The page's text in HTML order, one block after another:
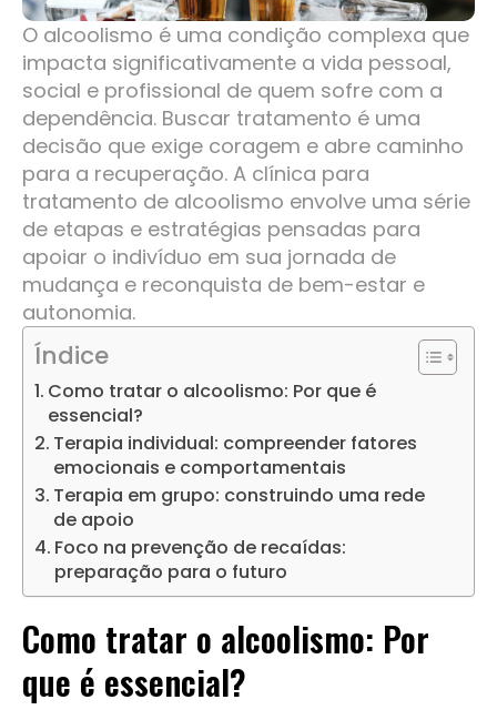
O alcoolismo é uma condição complexa que
impacta significativamente a vida pessoal,
social e profissional de quem sofre com a
dependência. Buscar tratamento é uma
decisão que exige coragem e abre caminho
para a recuperação. A clínica para
tratamento de alcoolismo envolve uma série
de etapas e estratégias pensadas para
apoiar o indivíduo em sua jornada de
mudança e reconquista de bem-estar e
autonomia.
Índice
Como tratar o alcoolismo: Por que é
essencial?
Terapia individual: compreender fatores
emocionais e comportamentais
Terapia em grupo: construindo uma rede
de apoio
Foco na prevenção de recaídas:
preparação para o futuro
Como tratar o alcoolismo: Por
que é essencial?